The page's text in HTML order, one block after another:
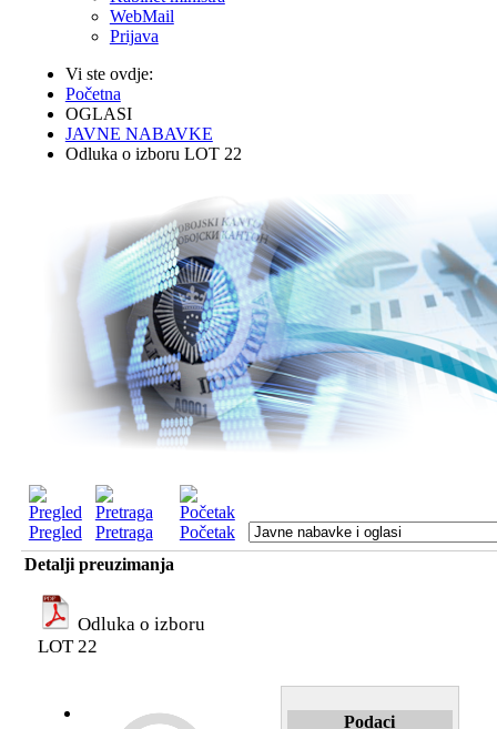
WebMail
Prijava
Vi ste ovdje:
Početna
OGLASI
JAVNE NABAVKE
Odluka o izboru LOT 22
Pregled Pretraga
Početak
Detalji preuzimanja
Odluka o izboru
LOT 22
Podaci